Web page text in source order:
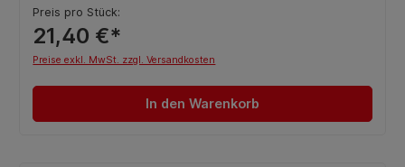
Preis pro Stück:
21,40 €*
Preise exkl. MwSt. zzgl. Versandkosten
In den Warenkorb